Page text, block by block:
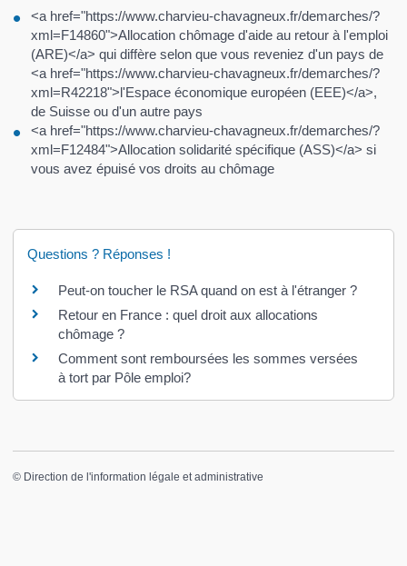
<a href="https://www.charvieu-chavagneux.fr/demarches/?
xml=F14860">Allocation chômage d'aide au retour à l'emploi
(ARE)</a> qui diffère selon que vous reveniez d'un pays de
<a href="https://www.charvieu-chavagneux.fr/demarches/?
xml=R42218">l'Espace économique européen (EEE)</a>,
de Suisse ou d'un autre pays
<a href="https://www.charvieu-chavagneux.fr/demarches/?
xml=F12484">Allocation solidarité spécifique (ASS)</a> si
vous avez épuisé vos droits au chômage
Questions ? Réponses !
Peut-on toucher le RSA quand on est à l'étranger ?
Retour en France : quel droit aux allocations
chômage ?
Comment sont remboursées les sommes versées
à tort par Pôle emploi?
© Direction de l'information légale et administrative